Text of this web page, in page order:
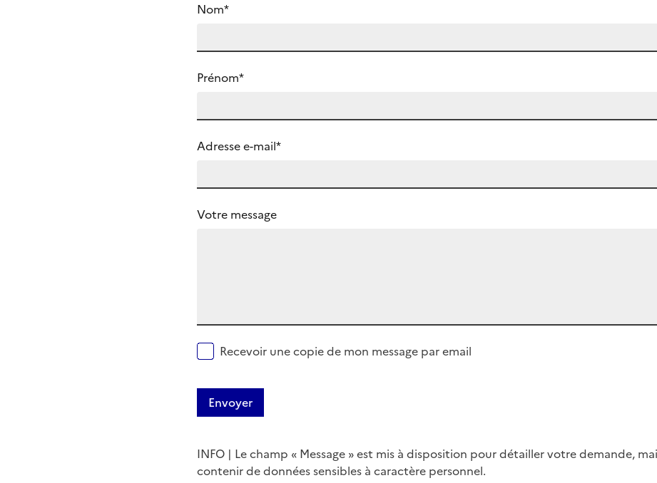
Nom*
Prénom*
Adresse e-mail*
Votre message
Recevoir une copie de mon message par email
Envoyer
INFO | Le champ « Message » est mis à disposition pour détailler votre demande,
contenir de données sensibles à caractère personnel.